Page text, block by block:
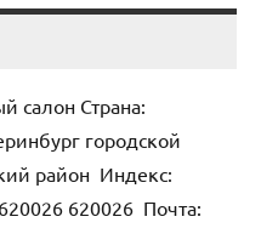
салон Страна:
городской
район Индекс:
620026 Почта: